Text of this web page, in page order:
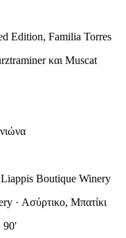
Edition, Familia Torres
και Muscat
Boutique Winery
· Ασύρτικο, Μπατίκι